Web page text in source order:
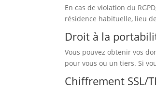
En cas de violation du
résidence habituelle, lieu
Droit à la
Vous pouvez obtenir vos
pour vous ou un tiers. Si
Chiffrement SSL/